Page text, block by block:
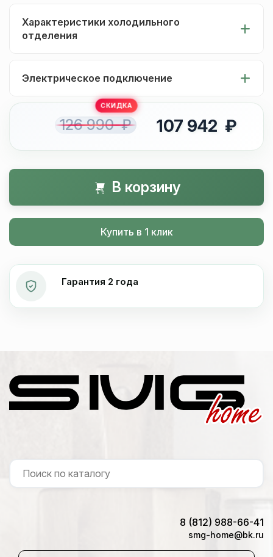
Характеристики холодильного
отделения
Электрическое подключение
126 990 ₽ 107 942 ₽
В корзину
Купить в 1 клик
Гарантия 2 года
8 (812) 988-66-41
smg-home@bk.ru